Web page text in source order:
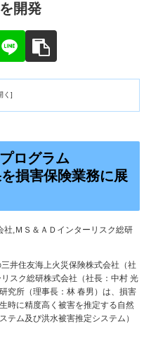
開発
ログラム
損害保険業務に展
,ＭＳ＆ＡＤインターリスク総研
井住友海上火災保険株式会社（社
スク総研株式会社（社長：中村 光
究所（理事長：林 春男）は、損害
時に精度高く被害を推定する自然
テム及び洪水被害推定システム）